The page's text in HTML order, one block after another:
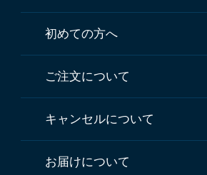
初めての方へ
ご注文について
キャンセルについて
お届けについて